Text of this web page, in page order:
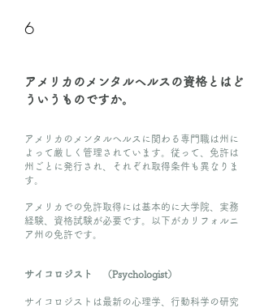
6
アメリカのメンタルヘルスの資格とはど
ういうものですか。
アメリカのメンタルヘルスに関わる専門職は州に
よって厳しく管理されています。従って、免許は
州ごとに発行され、それぞれ取得条件も異なりま
す。
アメリカでの免許取得には基本的に大学院、実務
経験、資格試験が必要です。以下がカリフォルニ
ア州の免許です。
サイコロジスト （Psychologist）
サイコロジストは最新の心理学、行動科学の研究